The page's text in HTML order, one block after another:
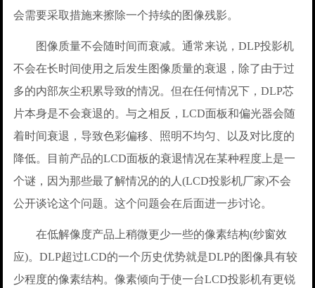
会需要采取措施来擦除一个持续的图像残影。
图像质量不会随时间而衰减。通常来说，DLP投影机
不会在长时间使用之后发生图像质量的衰退，除了由于过
多的内部灰尘积累导致的情况。但在任何情况下，DLP芯
片本身是不会衰退的。与之相反，LCD面板和偏光器会随
着时间衰退，导致色彩偏移、照明不均匀、以及对比度的
降低。目前产品的LCD面板的衰退情况在某种程度上是一
个谜，因为那些最了解情况的的人(LCD投影机厂家)不会
公开谈论这个问题。这个问题会在后面进一步讨论。
在低解像度产品上稍微更少一些的像素结构(纱窗效
应)。DLP超过LCD的一个历史优势就是DLP的图像具有较
少程度的像素结构。像素倾向于使一台LCD投影机有更锐